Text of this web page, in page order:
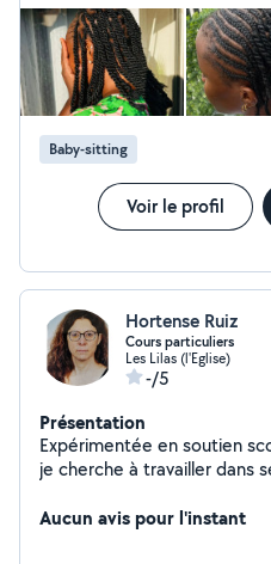
contacter pour échanger
Baby-sitting
Voir le profil
Hortense Ruiz
Cours particuliers
Les Lilas (l'Eglise)
-/5
Présentation
Expérimentée en soutien
je cherche à travailler dans
déplacer à 15 km de chez moi.
Aucun avis pour l'instant